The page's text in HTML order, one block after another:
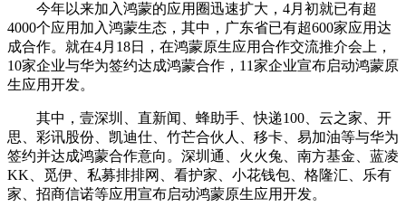
今年以来加入鸿蒙的应用圈迅速扩大，4月初就已有超
4000个应用加入鸿蒙生态，其中，广东省已有超600家应用达
成合作。就在4月18日，在鸿蒙原生应用合作交流推介会上，
10家企业与华为签约达成鸿蒙合作，11家企业宣布启动鸿蒙原
生应用开发。
其中，壹深圳、直新闻、蜂助手、快递100、云之家、开
思、彩讯股份、凯迪仕、竹芒合伙人、移卡、易加油等与华为
签约并达成鸿蒙合作意向。深圳通、火火兔、南方基金、蓝凌
KK、觅伊、私募排排网、看护家、小花钱包、格隆汇、乐有
家、招商信诺等应用宣布启动鸿蒙原生应用开发。